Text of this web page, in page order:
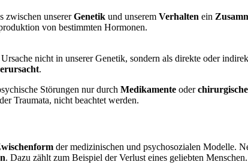
zwischen unsererGenetik und unserem Verhalten ein
von bestimmten Hormonen.
nicht in unserer Genetik, sondern als direkte oder
.
Störungen nur durch Medikamente oder
Traumata, nicht beachtet werden.
der medizinischen und psychosozialen Modelle.
. Dazu zählt zum Beispiel der Verlust eines geliebten